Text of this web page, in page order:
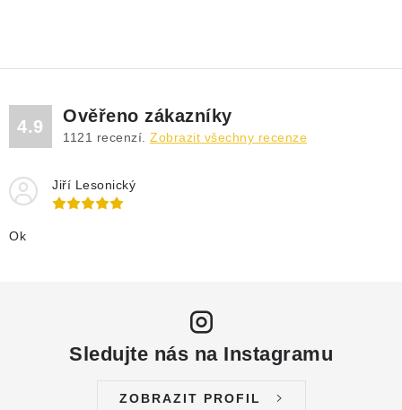
4.9
Ověřeno zákazníky
1121 recenzí. Zobrazit všechny recenze
Jiří Lesonický
Ok
Sledujte nás na Instagramu
ZOBRAZIT PROFIL